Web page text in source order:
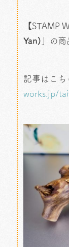
【STAMP
Yan)」
の商
記事はこ
works.jp/